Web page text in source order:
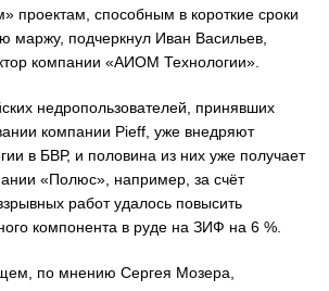
проектам, способным в короткие сроки
маржу, подчеркнул Иван Васильев,
компании «АИОМ Технологии».
недропользователей, принявших
компании Pieff, уже внедряют
в БВР, и половина из них уже получает
«Полюс», например, за счёт
работ удалось повысить
компонента в руде на ЗИФ на 6 %.
по мнению Сергея Мозера,